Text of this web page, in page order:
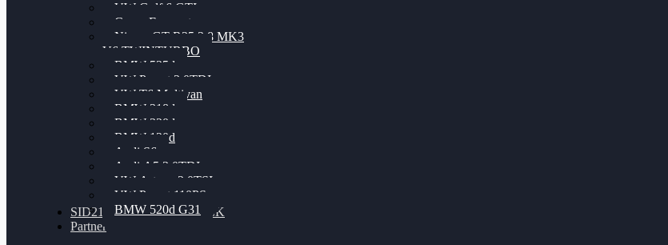
VW Golf 6 GTI
Cupra Formentor
Nissan GT-R35 3.8 MK3
V6 TWINTURBO
BMW 525d
VW Passat 2.0TDI
VW T6 Multivan
BMW 318d
BMW 320d
BMW 120d
Audi S6
Audi A5 3.0TDI
VW Arteon 2.0TSI
VW Passat 110PS
BMW 520d G31
SID212 / 212EVO UNLOCK
Partner